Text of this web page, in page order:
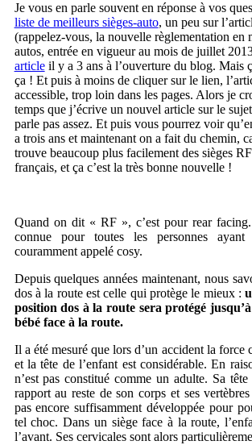
Je vous en parle souvent en réponse à vos
liste de meilleurs sièges-auto, un peu sur
(rappelez-vous, la nouvelle règlementation en
autos, entrée en vigueur au mois de juillet
articleil y a 3 ans à l’ouverture du blog. Mais
ça ! Et puis à moins de cliquer sur le lien,
accessible, trop loin dans les pages. Alors je
temps que j’écrive un nouvel article sur le
parle pas assez. Et puis vous pourrez voir
a trois ans et maintenant on a fait du chemin,
trouve beaucoup plus facilement des sièges
français, et ça c’est la très bonne nouvelle !
Quand on dit « RF », c’est pour rear
connue pour toutes les personnes
couramment appelé cosy.
Depuis quelques années maintenant, nous
dos à la route est celle qui protège le mieux :
position dos à la route sera protégé
bébé face à la route.
Il a été mesuré que lors d’un accident la force
et la tête de l’enfant est considérable. En
n’est pas constitué comme un adulte. Sa
rapport au reste de son corps et ses
pas encore suffisamment développée pour
tel choc. Dans un siège face à la route,
l’avant. Ses cervicales sont alors